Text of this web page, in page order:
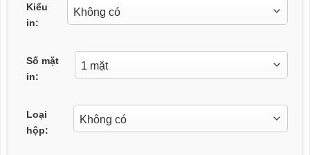
Kiểu
in:
Số mặt
in:
Loại
hộp: